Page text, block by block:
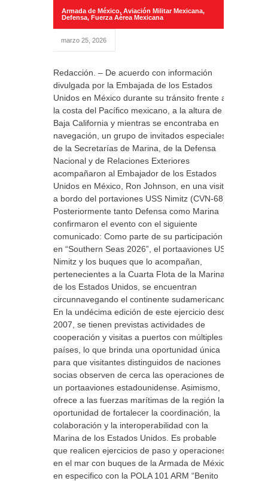
Armada de México, Aviación Militar Mexicana,
Defensa, Fuerza Aérea Mexicana
marzo 25, 2026
Redacción. – De acuerdo con información
divulgada por la Embajada de los Estados
Unidos en México durante su tránsito frente a
la costa del Pacífico mexicano, a la altura de la
Baja California y mientras se encontraba en
navegación, un grupo de invitados especiales
de la Secretarías de Marina, de la Defensa
Nacional y de Relaciones Exteriores
acompañaron al Embajador de los Estados
Unidos en México, Ron Johnson, en una visita
a bordo del portaviones USS Nimitz (CVN-68)
Posteriormente tanto Defensa como Marina
confirmaron el evento con el siguiente
comunicado: Como parte de su participación
en “Southern Seas 2026”, el portaaviones USS
Nimitz y los buques que lo acompañan,
pertenecientes a la Cuarta Flota de la Marina
de los Estados Unidos, se encuentran
circunnavegando el continente sudamericano.
En la undécima edición de este ejercicio desde
2007, se tienen previstas actividades de
cooperación y visitas a puertos con múltiples
países, lo que brinda una oportunidad única
para que visitantes distinguidos de naciones
socias observen de cerca las operaciones de
un portaaviones estadounidense. Asimismo,
ofrece a las fuerzas marítimas de la región la
oportunidad de fortalecer la coordinación, la
colaboración y la interoperabilidad con la
Marina de los Estados Unidos. Es probable
que realicen ejercicios de paso y operaciones
en el mar con buques de la Armada de México
en especifico con la POLA 101 ARM “Benito